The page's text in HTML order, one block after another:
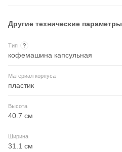
Другие технические параметры
Тип ?
кофемашина капсульная
Материал корпуса
пластик
Высота
40.7 см
Ширина
31.1 см